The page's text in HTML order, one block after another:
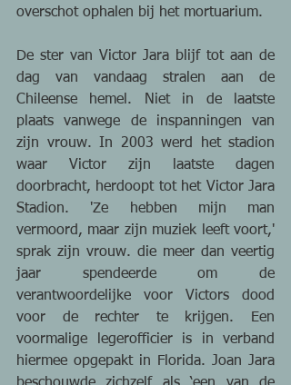
overschot ophalen bij het mortuarium.
De ster van Victor Jara blijf tot aan de
dag van vandaag stralen aan de
Chileense hemel. Niet in de laatste
plaats vanwege de inspanningen van
zijn vrouw. In 2003 werd het stadion
waar Victor zijn laatste dagen
doorbracht, herdoopt tot het Victor Jara
Stadion. 'Ze hebben mijn man
vermoord, maar zijn muziek leeft voort,'
sprak zijn vrouw. die meer dan veertig
jaar spendeerde om de
verantwoordelijke voor Victors dood
voor de rechter te krijgen. Een
voormalige legerofficier is in verband
hiermee opgepakt in Florida. Joan Jara